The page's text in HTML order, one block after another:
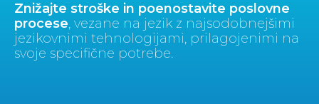
Znižajte stroške in poenostavite poslovne
procese, vezane na jezik z najsodobnejšimi
jezikovnimi tehnologijami, prilagojenimi na
svoje specifične potrebe.